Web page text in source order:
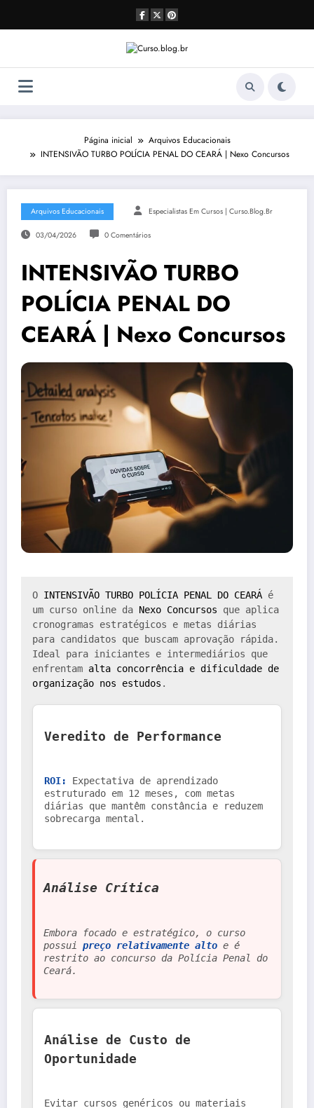
o
Página inicial
Arquivos Educacionais
INTENSIVÃO TURBO POLÍCIA PENAL DO CEARÁ | Nexo Concursos
Arquivos Educacionais Especialistas Em Cursos | Curso.blog.br
03/04/2026 0 Comentários
INTENSIVÃO TURBO
POLÍCIA PENAL DO
CEARÁ | Nexo Concursos
O INTENSIVÃO TURBO POLÍCIA PENAL DO CEARÁ é
um curso online da Nexo Concursos que aplica
cronogramas estratégicos e metas diárias
para candidatos que buscam aprovação rápida.
Ideal para iniciantes e intermediários que
enfrentam alta concorrência e dificuldade de
organização nos estudos .
Veredito de Performance
ROI: Expectativa de aprendizado
estruturado em 12 meses, com metas
diárias que mantêm constância e reduzem
sobrecarga mental.
Análise Crítica
Embora focado e estratégico, o curso
possui preço relativamente alto e é
restrito ao concurso da Polícia Penal do
Ceará.
Análise de Custo de
Oportunidade
Evitar cursos genéricos ou materiais